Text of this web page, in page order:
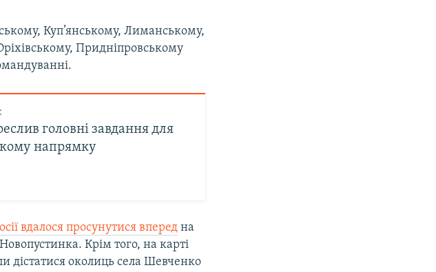
Куп’янському, Лиманському,
Придніпровському
головні завдання для
напрямку
вдалося просунутися вперед на
Крім того, на карті
дістатися околиць села Шевченко